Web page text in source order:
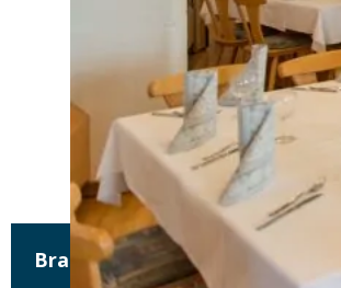
Brauerei und Gasthof zum Engel